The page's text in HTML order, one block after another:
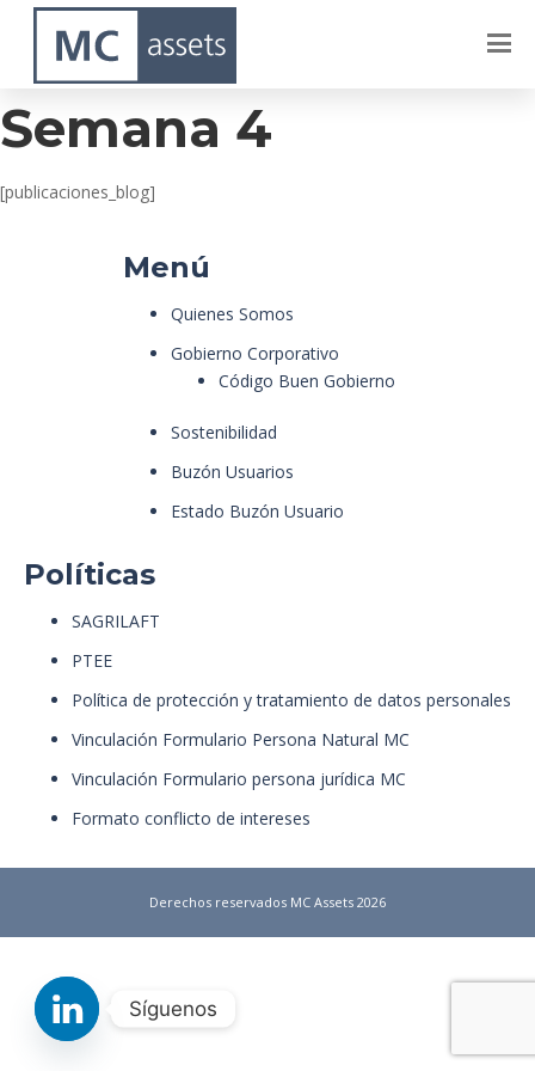
Dublin – Marzo –
Semana 4
[publicaciones_blog]
Menú
Quienes Somos
Gobierno Corporativo
Código Buen Gobierno
Sostenibilidad
Buzón Usuarios
Estado Buzón Usuario
Políticas
SAGRILAFT
PTEE
Política de protección y tratamiento de datos personales
Vinculación Formulario Persona Natural MC
Vinculación Formulario persona jurídica MC
Formato conflicto de intereses
Derechos reservados MC Assets 2026
Síguenos